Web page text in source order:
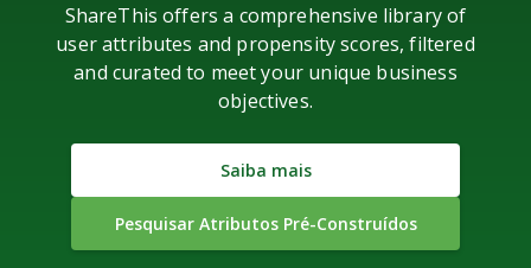
ShareThis offers a comprehensive library of
user attributes and propensity scores, filtered
and curated to meet your unique business
objectives.
Saiba mais
Pesquisar Atributos Pré-Construídos